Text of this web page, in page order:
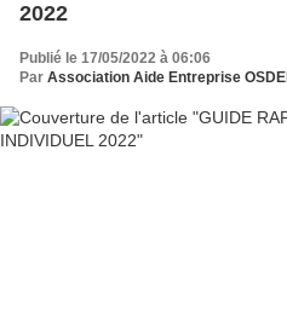
2022
Publié le 17/05/2022 à 06:06
Par Association Aide Entreprise OSDEI